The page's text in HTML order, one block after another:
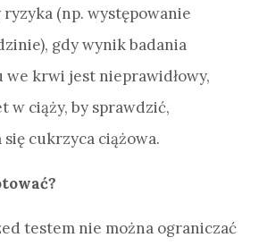
ryzyka (np. występowanie
gdy wynik badania
we krwi jest nieprawidłowy,
w ciąży, by sprawdzić,
cukrzyca ciążowa.
testem nie można ograniczać